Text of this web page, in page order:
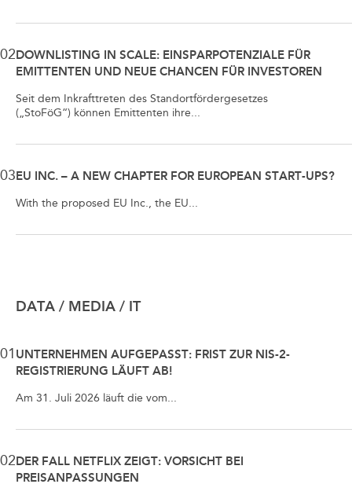
02 DOWNLISTING IN SCALE: EINSPARPOTENZIALE FÜR
EMITTENTEN UND NEUE CHANCEN FÜR INVESTOREN
Seit dem Inkrafttreten des Standortfördergesetzes
(„StoFöG“) können Emittenten ihre...
03 EU INC. – A NEW CHAPTER FOR EUROPEAN START-UPS?
With the proposed EU Inc., the EU...
DATA / MEDIA / IT
01 UNTERNEHMEN AUFGEPASST: FRIST ZUR NIS-2-
REGISTRIERUNG LÄUFT AB!
Am 31. Juli 2026 läuft die vom...
02 DER FALL NETFLIX ZEIGT: VORSICHT BEI
PREISANPASSUNGEN